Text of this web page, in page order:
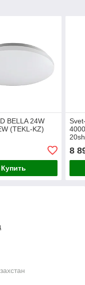
BELLA 24W
(TEKL-KZ)
Купить
8